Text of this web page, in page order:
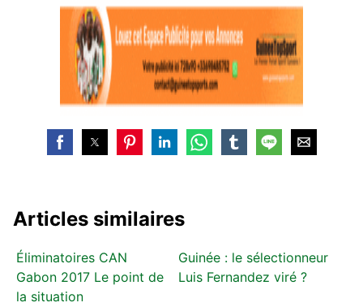
Articles similaires
Éliminatoires CAN
Gabon 2017 Le point de
la situation
Guinée : le sélectionneur
Luis Fernandez viré ?